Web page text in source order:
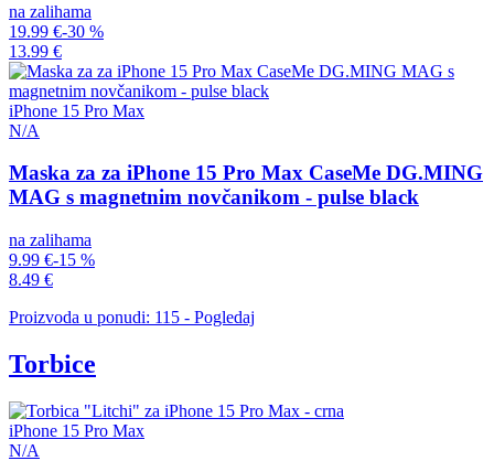
na zalihama
19.99 €-30 %
13.99 €
iPhone 15 Pro Max
N/A
Maska za za iPhone 15 Pro Max CaseMe DG.MING
MAG s magnetnim novčanikom - pulse black
na zalihama
9.99 €-15 %
8.49 €
Proizvoda u ponudi: 115 - Pogledaj
Torbice
iPhone 15 Pro Max
N/A